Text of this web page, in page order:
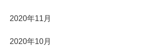
2020年11月
2020年10月